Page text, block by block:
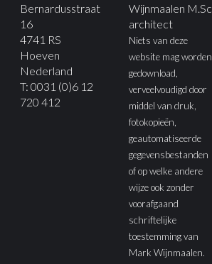
Bernardusstraat
16
4741 RS
Hoeven
Nederland
T: 0031 (0)6 12
720 412
Wijnmaalen M.Sc.
architect
Niets van deze
website mag worden
gedownload,
verveelvoudigd door
middel van druk,
fotokopieën,
geautomatiseerde
gegevensbestanden
of op welke andere
wijze ook zonder
voorafgaand
schriftelijke
toestemming van
Mark Wijnmaalen.